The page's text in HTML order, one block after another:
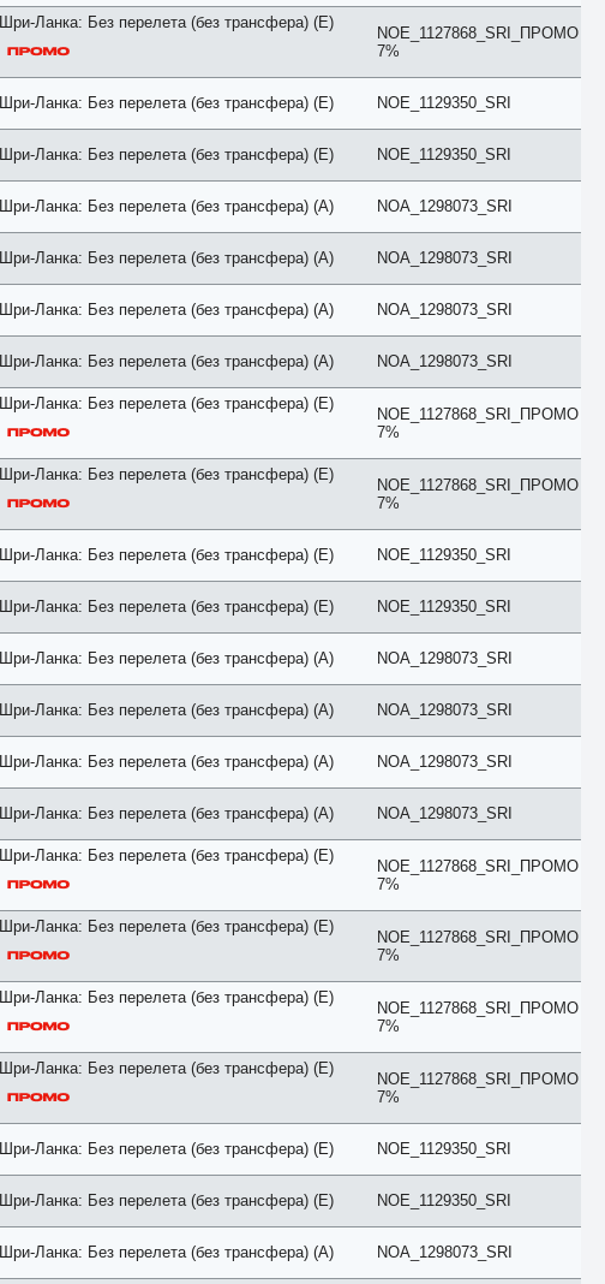
Bay View
Beach
Bosphorus View
Budget
Bungalow
Business
City View
Classic
Club
Comfort
Cottage
Courtyard
Creek View
Deluxe
Different
Duplex
Eco
Exclusive
Executive
First Floor
Forest View
Garden
Grand
Ground Floor
Harbour
Honeymoon
Inland View
Jacuzzi
Jungle View
Junior Suite
King/Twin
Kitchen
Lagoon
Lake
Large
Loft
Luxe
Luxury
Mansard
Marina View
Mountain View
No Air Conditioner
No Balcony
No Terrace
Ocean
Overwater
Palace
Шри-Ланка: Без перелета (без трансфера) (E)
NOE_1127868_SRI_ПРОМО
7%
Шри-Ланка: Без перелета (без трансфера) (E) NOE_1129350_SRI
Шри-Ланка: Без перелета (без трансфера) (E) NOE_1129350_SRI
Шри-Ланка: Без перелета (без трансфера) (A) NOA_1298073_SRI
Шри-Ланка: Без перелета (без трансфера) (A) NOA_1298073_SRI
Шри-Ланка: Без перелета (без трансфера) (A) NOA_1298073_SRI
Шри-Ланка: Без перелета (без трансфера) (A) NOA_1298073_SRI
Шри-Ланка: Без перелета (без трансфера) (E)
NOE_1127868_SRI_ПРОМО
7%
Шри-Ланка: Без перелета (без трансфера) (E)
NOE_1127868_SRI_ПРОМО
7%
Шри-Ланка: Без перелета (без трансфера) (E) NOE_1129350_SRI
Шри-Ланка: Без перелета (без трансфера) (E) NOE_1129350_SRI
Шри-Ланка: Без перелета (без трансфера) (A) NOA_1298073_SRI
Шри-Ланка: Без перелета (без трансфера) (A) NOA_1298073_SRI
Шри-Ланка: Без перелета (без трансфера) (A) NOA_1298073_SRI
Шри-Ланка: Без перелета (без трансфера) (A) NOA_1298073_SRI
Шри-Ланка: Без перелета (без трансфера) (E)
NOE_1127868_SRI_ПРОМО
7%
Шри-Ланка: Без перелета (без трансфера) (E)
NOE_1127868_SRI_ПРОМО
7%
Шри-Ланка: Без перелета (без трансфера) (E)
NOE_1127868_SRI_ПРОМО
7%
Шри-Ланка: Без перелета (без трансфера) (E)
NOE_1127868_SRI_ПРОМО
7%
Шри-Ланка: Без перелета (без трансфера) (E) NOE_1129350_SRI
Шри-Ланка: Без перелета (без трансфера) (E) NOE_1129350_SRI
Шри-Ланка: Без перелета (без трансфера) (A) NOA_1298073_SRI